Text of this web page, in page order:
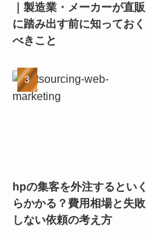
｜製造業・メーカーが直販
に踏み出す前に知っておく
べきこと
hpの集客を外注するといく
らかかる？費用相場と失敗
しない依頼の考え方